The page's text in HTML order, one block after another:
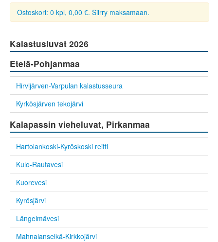
Ostoskori: 0 kpl, 0,00 €. Siirry maksamaan.
Kalastusluvat 2026
Etelä-Pohjanmaa
Hirvijärven-Varpulan kalastusseura
Kyrkösjärven tekojärvi
Kalapassin vieheluvat, Pirkanmaa
Hartolankoski-Kyröskoski reitti
Kulo-Rautavesi
Kuorevesi
Kyrösjärvi
Längelmävesi
Mahnalanselkä-Kirkkojärvi